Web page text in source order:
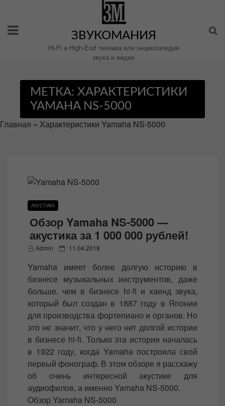
содержимому
ЗВУКОМАНИЯ
Hi-Fi и High-End техника или энциклопедия
звука и видео
МЕТКА: ХАРАКТЕРИСТИКИ
YAMAHA NS-5000
Главная » Характеристики Yamaha NS-5000
АКУСТИКА
Обзор Yamaha NS-5000 —
акустика за 1 000 000 рублей!
Admin
P
s
t
e
d
o
n
11.04.2018
Yamaha имеет более долгую историю в
бизнесе музыкальных инструментов, даже
больше, чем в бизнесе hi-fi и хаенд звука,
который был создан в 1887 году в Японии
для производства фортепиано и органов. Но
это не значит, что у него нет долгой истории
в бизнесе hi-fi. Только эта история началась
в 1922 году, когда Yamaha построила свой
первый фонограф. В этом обзоре я расскажу
об очень интересной акустике для
аудиофилов, а именно Yamaha NS-5000.
Обзор Yamaha NS-5000